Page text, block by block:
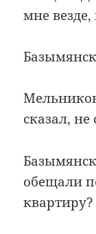
мне
сказал, не
обещали